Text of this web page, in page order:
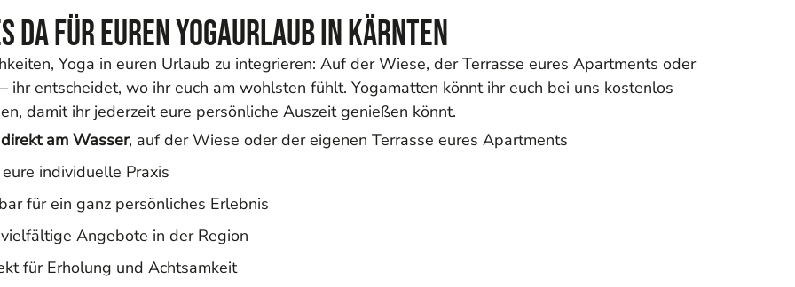
da für euren Yogaurlaub in Kärnten
Yoga in euren Urlaub zu integrieren: Auf der Wiese, der Terrasse eures Apartments oder
entscheidet, wo ihr euch am wohlsten fühlt. Yogamatten könnt ihr euch bei uns kostenlos
damit ihr jederzeit eure persönliche Auszeit genießen könnt.
am Wasser, auf der Wiese oder der eigenen Terrasse eures Apartments
individuelle Praxis
für ein ganz persönliches Erlebnis
Angebote in der Region
für Erholung und Achtsamkeit